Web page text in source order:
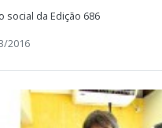
social da Edição 686
2016